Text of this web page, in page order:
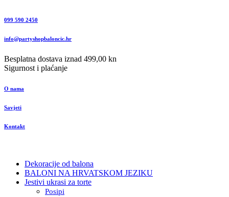
099 590 2450
info@partyshopbaloncic.hr
Besplatna dostava iznad 499,00 kn
Sigurnost i plaćanje
O nama
Savjeti
Kontakt
Dekoracije od balona
BALONI NA HRVATSKOM JEZIKU
Jestivi ukrasi za torte
Posipi